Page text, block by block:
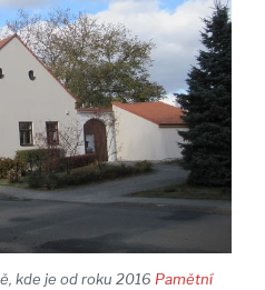
kde je od roku 2016 Pamětní